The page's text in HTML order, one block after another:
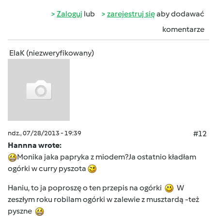
Zaloguj lub zarejestruj sięaby dodawać
komentarze
ElaK (niezweryfikowany)
ndz., 07/28/2013 - 19:39
#12
Hannna wrote:
Monika jaka papryka z miodem?Ja ostatnio kładłam
ogórki w curry pyszota
Haniu, to ja poproszę o ten przepis na ogórki
W
zeszłym roku robilam ogórki w zalewie z musztardą -też
pyszne